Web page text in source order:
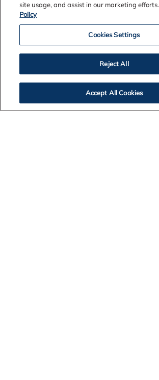
Privacy
Cookie Policy
Accessibility
Alcoa Foundation
site usage, and assist in our marketing efforts.
Policy
Cookies Settings
Reject All
Accept All Cookies